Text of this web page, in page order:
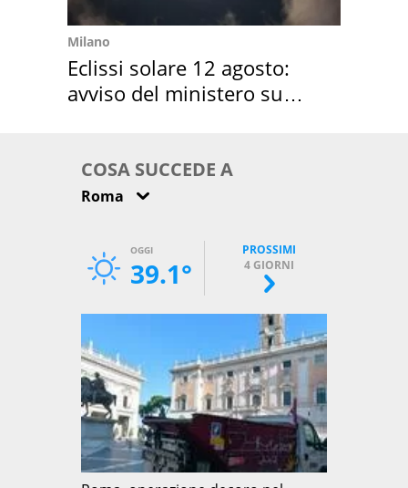
Milano
Eclissi solare 12 agosto:
avviso del ministero su